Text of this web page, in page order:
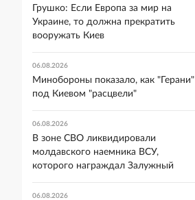
Грушко: Если Европа за мир на
Украине, то должна прекратить
вооружать Киев
06.08.2026
Минобороны показало, как "Герани"
под Киевом "расцвели"
06.08.2026
В зоне СВО ликвидировали
молдавского наемника ВСУ,
которого награждал Залужный
06.08.2026